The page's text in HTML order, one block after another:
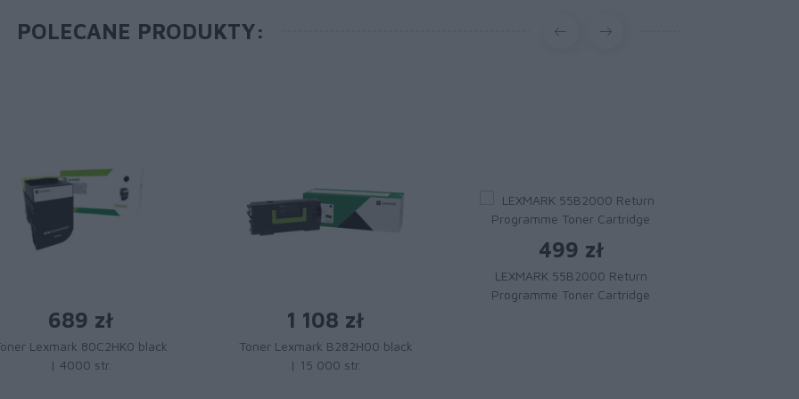
POLECANE PRODUKTY:
689 zł
Lexmark 80C2HK0 black
| 4000 str.
1 108 zł
Toner Lexmark B282H00 black
| 15 000 str.
499 zł
LEXMARK 55B2000 Return
Programme Toner Cartridge